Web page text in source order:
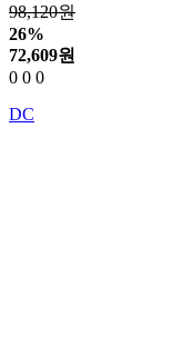
98,120원
26%
72,609원
0 0 0
DC